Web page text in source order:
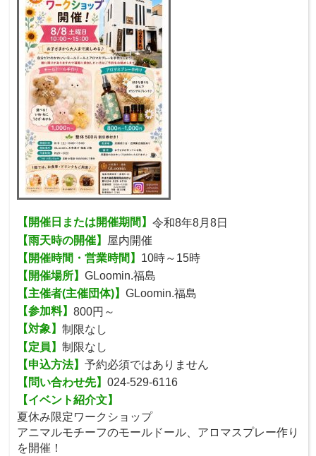
【開催日または開催期間】令和8年8月8日
【雨天時の開催】
屋内開催
【開催時間・営業時間】 10時～15時
【開催場所】GLoomin.福島
【主催者(主催団体)】GLoomin.福島
【参加料】800円～
【対象】制限なし
【定員】制限なし
【申込方法】予約必須ではありません
【問い合わせ先】024-529-6116
【イベント紹介文】
夏休み限定ワークショップ
アニマルモチーフのモールドール、アロマスプレー作り
を開催！